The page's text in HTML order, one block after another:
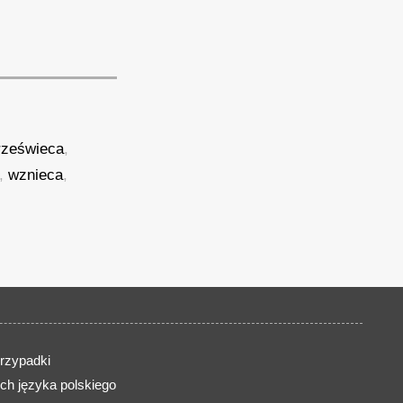
,
,wznieca,
języka polskiego